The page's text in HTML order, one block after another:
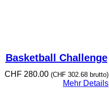
Basketball Challenge
CHF280.00 (CHF302.68brutto)
Mehr Details